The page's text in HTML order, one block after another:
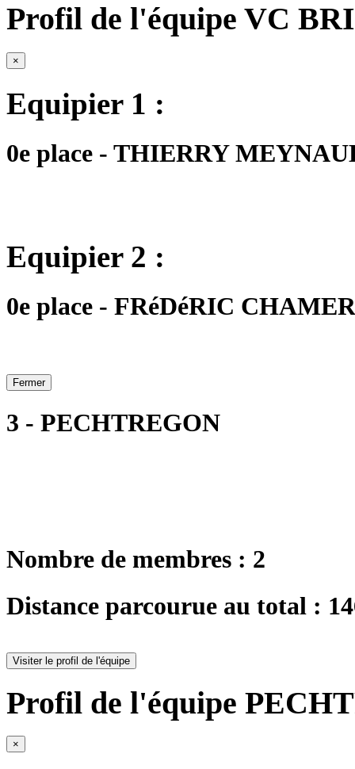
Profil de l'équipe VC
×
Equipier 1 :
0e place - THIERRY
Equipier 2 :
0e place - FRéDéRIC
Fermer
3 - PECHTREGON
Nombre de membres : 2
Distance parcourue au total :
Visiter le profil de l'équipe
Profil de l'équipe
×